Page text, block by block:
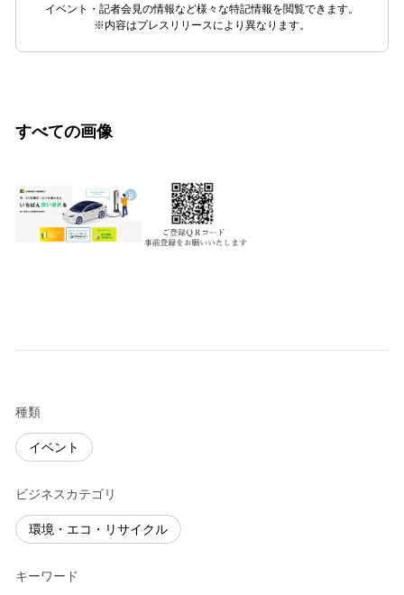
イベント・記者会見の情報など様々な特記情報を閲覧できます。
※内容はプレスリリースにより異なります。
すべての画像
種類
イベント
ビジネスカテゴリ
環境・エコ・リサイクル
キーワード